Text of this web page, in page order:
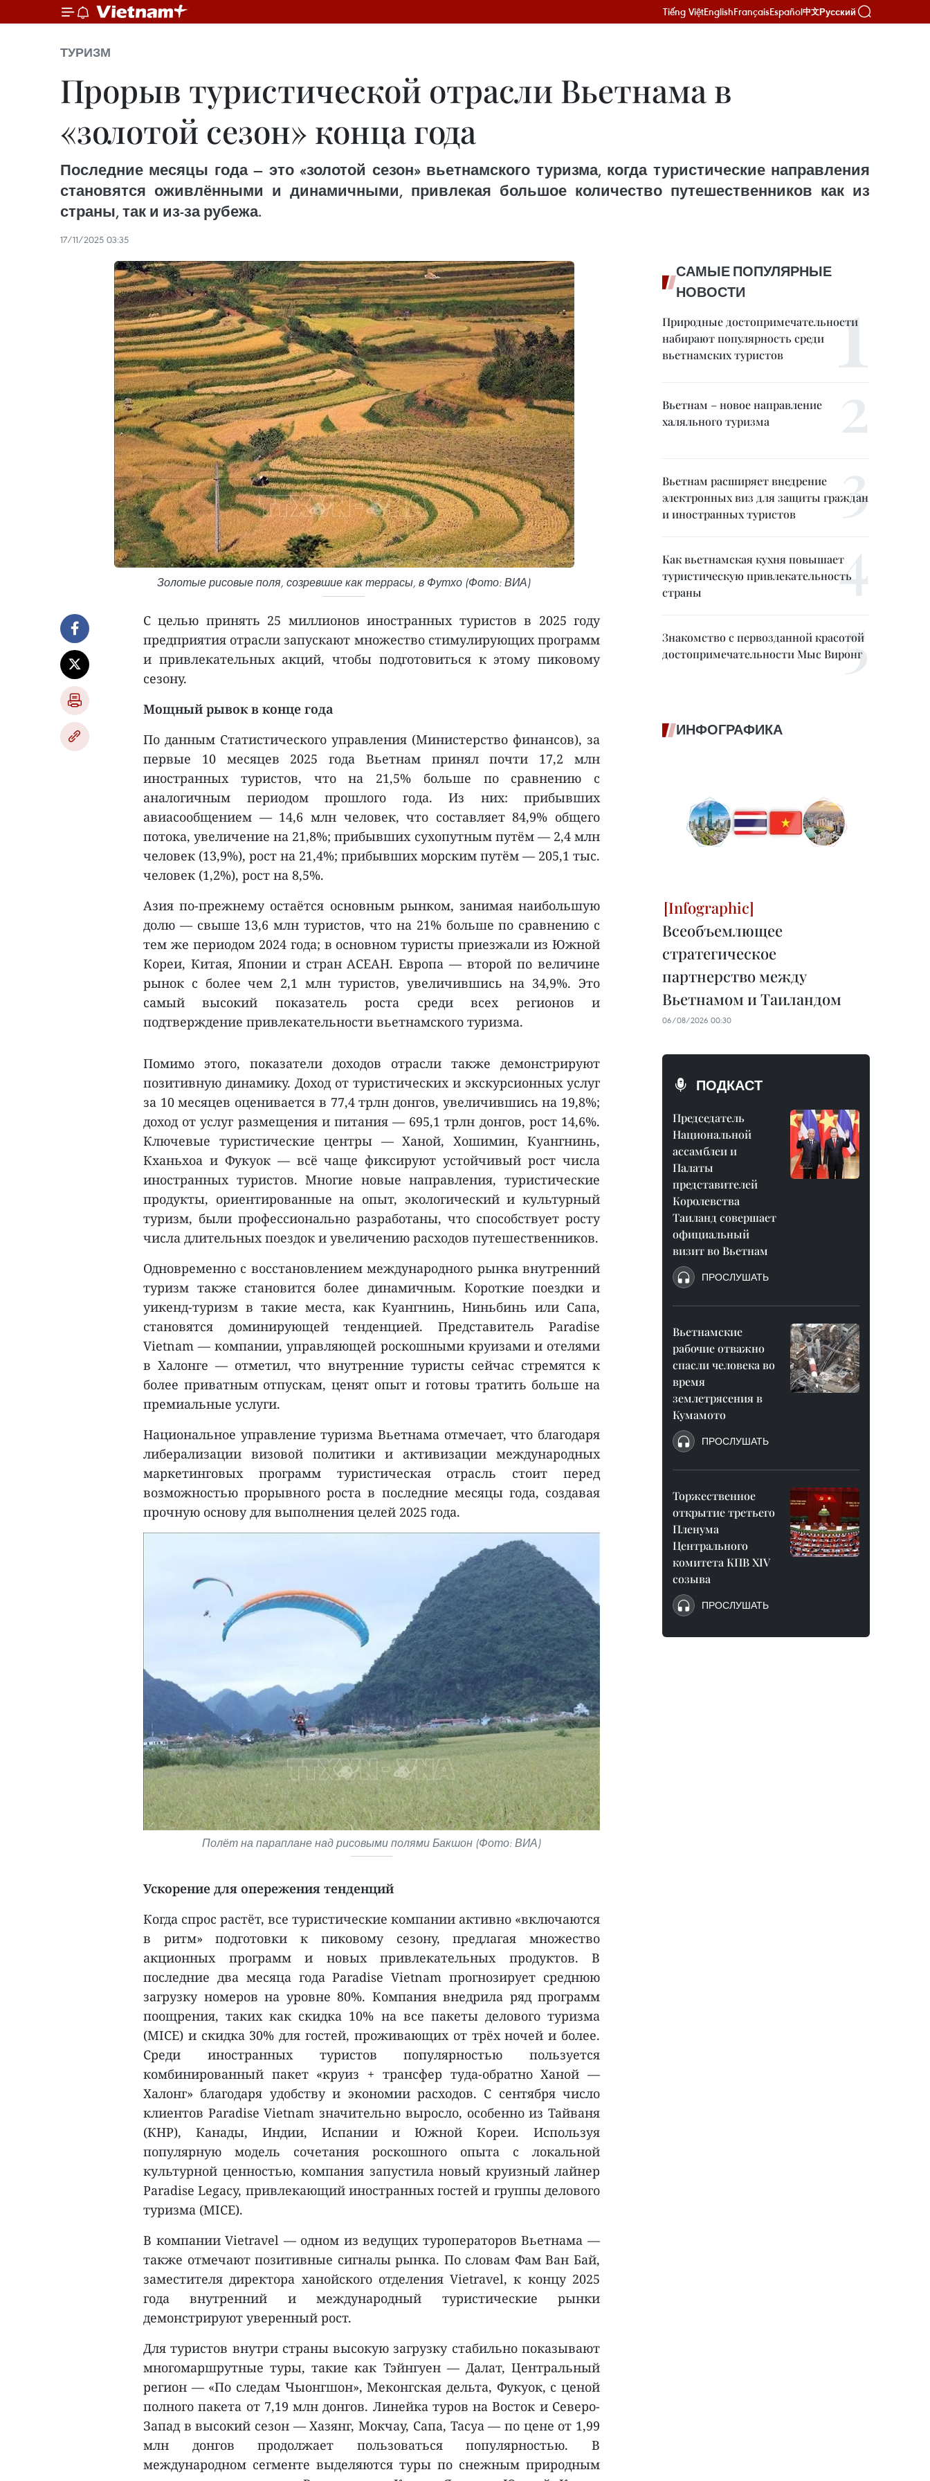
Tiếng ViệtEnglishFrançaisEspañol中文Русский
ТУРИЗМ
Прорыв туристической отрасли Вьетнама в
«золотой сезон» конца года
Последние месяцы года — это «золотой сезон» вьетнамского туризма, когда туристические направления
становятся оживлёнными и динамичными, привлекая большое количество путешественников как из
страны, так и из-за рубежа.
17/11/2025 03:35
Золотые рисовые поля, созревшие как террасы, в Футхо (Фото: ВИА)
С целью принять 25 миллионов иностранных туристов в 2025 году
предприятия отрасли запускают множество стимулирующих программ
и привлекательных акций, чтобы подготовиться к этому пиковому
сезону.
Мощный рывок в конце года
По данным Статистического управления (Министерство финансов), за
первые 10 месяцев 2025 года Вьетнам принял почти 17,2 млн
иностранных туристов, что на 21,5% больше по сравнению с
аналогичным периодом прошлого года. Из них: прибывших
авиасообщением — 14,6 млн человек, что составляет 84,9% общего
потока, увеличение на 21,8%; прибывших сухопутным путём — 2,4 млн
человек (13,9%), рост на 21,4%; прибывших морским путём — 205,1 тыс.
человек (1,2%), рост на 8,5%.
Азия по-прежнему остаётся основным рынком, занимая наибольшую
долю — свыше 13,6 млн туристов, что на 21% больше по сравнению с
тем же периодом 2024 года; в основном туристы приезжали из Южной
Кореи, Китая, Японии и стран АСЕАН. Европа — второй по величине
рынок с более чем 2,1 млн туристов, увеличившись на 34,9%. Это
самый высокий показатель роста среди всех регионов и
подтверждение привлекательности вьетнамского туризма.
Помимо этого, показатели доходов отрасли также демонстрируют
позитивную динамику. Доход от туристических и экскурсионных услуг
за 10 месяцев оценивается в 77,4 трлн донгов, увеличившись на 19,8%;
доход от услуг размещения и питания — 695,1 трлн донгов, рост 14,6%.
Ключевые туристические центры — Ханой, Хошимин, Куангнинь,
Кханьхоа и Фукуок — всё чаще фиксируют устойчивый рост числа
иностранных туристов. Многие новые направления, туристические
продукты, ориентированные на опыт, экологический и культурный
туризм, были профессионально разработаны, что способствует росту
числа длительных поездок и увеличению расходов путешественников.
Одновременно с восстановлением международного рынка внутренний
туризм также становится более динамичным. Короткие поездки и
уикенд-туризм в такие места, как Куангнинь, Ниньбинь или Сапа,
становятся доминирующей тенденцией. Представитель Paradise
Vietnam — компании, управляющей роскошными круизами и отелями
в Халонге — отметил, что внутренние туристы сейчас стремятся к
более приватным отпускам, ценят опыт и готовы тратить больше на
премиальные услуги.
Национальное управление туризма Вьетнама отмечает, что благодаря
либерализации визовой политики и активизации международных
маркетинговых программ туристическая отрасль стоит перед
возможностью прорывного роста в последние месяцы года, создавая
прочную основу для выполнения целей 2025 года.
Полёт на параплане над рисовыми полями Бакшон (Фото: ВИА)
Ускорение для опережения тенденций
Когда спрос растёт, все туристические компании активно «включаются
в ритм» подготовки к пиковому сезону, предлагая множество
акционных программ и новых привлекательных продуктов. В
последние два месяца года Paradise Vietnam прогнозирует среднюю
загрузку номеров на уровне 80%. Компания внедрила ряд программ
поощрения, таких как скидка 10% на все пакеты делового туризма
(MICE) и скидка 30% для гостей, проживающих от трёх ночей и более.
Среди иностранных туристов популярностью пользуется
комбинированный пакет «круиз + трансфер туда-обратно Ханой —
Халонг» благодаря удобству и экономии расходов. С сентября число
клиентов Paradise Vietnam значительно выросло, особенно из Тайваня
(КНР), Канады, Индии, Испании и Южной Кореи. Используя
популярную модель сочетания роскошного опыта с локальной
культурной ценностью, компания запустила новый круизный лайнер
Paradise Legacy, привлекающий иностранных гостей и группы делового
туризма (MICE).
В компании Vietravel — одном из ведущих туроператоров Вьетнама —
также отмечают позитивные сигналы рынка. По словам Фам Ван Бай,
заместителя директора ханойского отделения Vietravel, к концу 2025
года внутренний и международный туристические рынки
демонстрируют уверенный рост.
Для туристов внутри страны высокую загрузку стабильно показывают
многомаршрутные туры, такие как Тэйнгуен — Далат, Центральный
регион — «По следам Чыонгшон», Меконгская дельта, Фукуок, с ценой
полного пакета от 7,19 млн донгов. Линейка туров на Восток и Северо-
Запад в высокий сезон — Хазянг, Мокчау, Сапа, Тасуа — по цене от 1,99
млн донгов продолжает пользоваться популярностью. В
международном сегменте выделяются туры по снежным природным
САМЫЕ ПОПУЛЯРНЫЕ
НОВОСТИ
Природные достопримечательности
набирают популярность среди
вьетнамских туристов
Вьетнам – новое направление
халяльного туризма
Вьетнам расширяет внедрение
электронных виз для защиты граждан
и иностранных туристов
Как вьетнамская кухня повышает
туристическую привлекательность
страны
Знакомство с первозданной красотой
достопримечательности Мыс Виронг
ИНФОГРАФИКА
Всеобъемлющее
стратегическое
партнерство между
Вьетнамом и Таиландом
06/08/2026 00:30
ПОДКАСТ
Председатель
Национальной
ассамблеи и
Палаты
представителей
Королевства
Таиланд совершает
официальный
визит во Вьетнам
ПРОСЛУШАТЬ
Вьетнамские
рабочие отважно
спасли человека во
время
землетрясения в
Кумамото
ПРОСЛУШАТЬ
Торжественное
открытие третьего
Пленума
Центрального
комитета КПВ XIV
созыва
ПРОСЛУШАТЬ